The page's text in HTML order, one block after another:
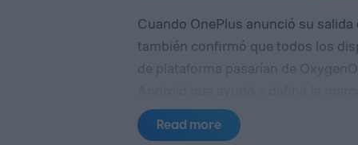
Cuando OnePlus anunció su
también confirmó que todos los
no compartió un calendario
marcha lanzando un programa beta
Read more